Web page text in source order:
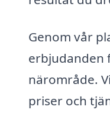
Genom vår
erbjudanden
närområde.
priser och